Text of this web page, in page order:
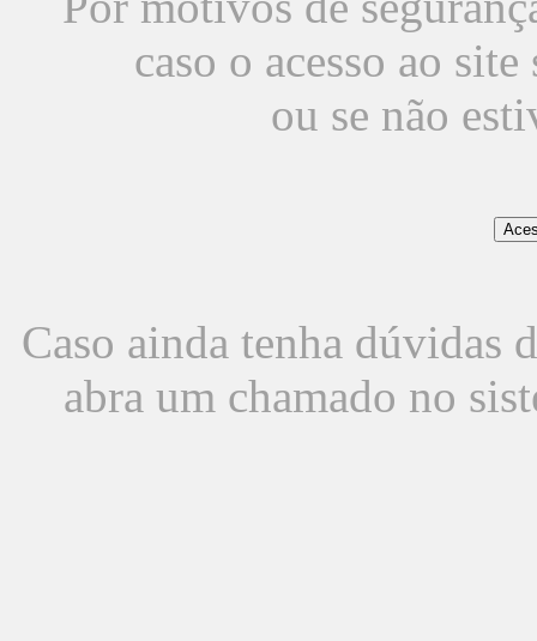
caso o acesso ao
ou se não
Caso ainda tenha dúvidas
abra um chamado no